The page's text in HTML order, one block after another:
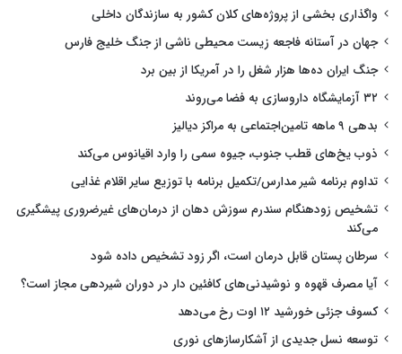
واگذاری بخشی از پروژه‌های کلان کشور به سازندگان داخلی
جهان در آستانه فاجعه زیست محیطی ناشی از جنگ خلیج فارس
جنگ ایران ده‌ها هزار شغل را در آمریکا از بین برد
۳۲ آزمایشگاه داروسازی به فضا می‌روند
بدهی ۹ ماهه تامین‌اجتماعی به مراکز دیالیز
ذوب یخ‌های قطب جنوب، جیوه سمی را وارد اقیانوس می‌کند
تداوم برنامه شیر مدارس/تکمیل برنامه با توزیع سایر اقلام غذایی
تشخیص زودهنگام سندرم سوزش دهان از درمان‌های غیرضروری پیشگیری
می‌کند
سرطان پستان قابل درمان است، اگر زود تشخیص داده شود
آیا مصرف قهوه و نوشیدنی‌های کافئین دار در دوران شیردهی مجاز است؟
کسوف جزئی خورشید ۱۲ اوت رخ می‌دهد
توسعه نسل جدیدی از آشکارسازهای نوری